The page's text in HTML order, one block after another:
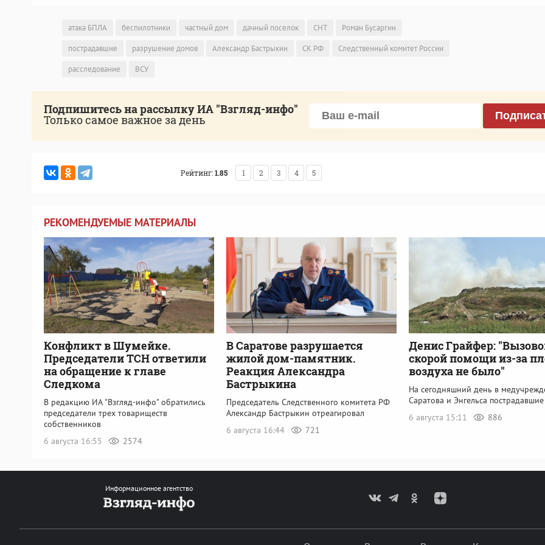
атака БПЛА беспилотники частный дом дачный поселок СНТ
Роман Бусаргин
пострадавшие
разрушение домов Александр Бастрыкин СК РФ
Следственный комитет России
расследование
ВСУ
Подпишитесь на рассылку ИА "Взгляд-инфо"
Только самое важное за день
Рейтинг:1.85 1 2 3 4 5
РЕКОМЕНДУЕМЫЕ МАТЕРИАЛЫ
Конфликт в Шумейке.
Председатели ТСН ответили
на обращение к главе
Следкома
В редакцию ИА "Взгляд-инфо" обратились
председатели трех товариществ
собственников
6 августа 16:55
2574
В Саратове разрушается
жилой дом-памятник.
Реакция Александра
Бастрыкина
Председатель Следственного комитета РФ
Александр Бастрыкин отреагировал
6 августа 16:44
721
Денис Грайфер:
скорой помощи из-за
воздуха не было"
На сегодняшний день в
Саратова и Энгельса
6 августа 15:11
886
Информационное агентство